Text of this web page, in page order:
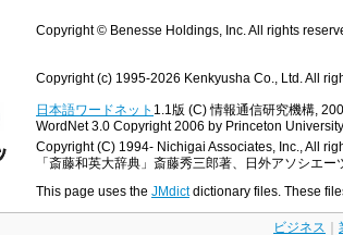
Copyright © Benesse Holdings, Inc. All rights
Copyright (c) 1995-2026 Kenkyusha Co., Ltd. All
日本語ワードネット 1.1版 (C) 情報通信研究機構,
WordNet 3.0 Copyright 2006 by Princeton
Copyright (C) 1994- Nichigai Associates, Inc., All
「斎藤和英大辞典」斎藤秀三郎著、日外アソシエー
This page uses the JMdictdictionary files. These
ビジネス